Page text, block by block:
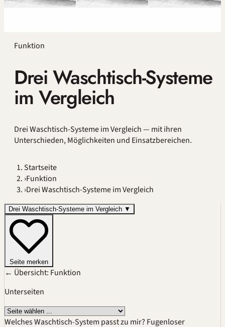
Funktion
Drei Waschtisch-Systeme
im Vergleich
Drei Waschtisch-Systeme im Vergleich — mit ihren
Unterschieden, Möglichkeiten und Einsatzbereichen.
Startseite
›Funktion
›Drei Waschtisch-Systeme im Vergleich
Drei Waschtisch-Systeme im Vergleich ▼
Seite merken
← Übersicht: Funktion
Unterseiten
Welches Waschtisch-System passt zu mir? Fugenloser